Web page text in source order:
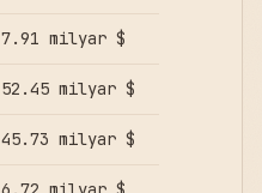
7.91 milyar $
52.45 milyar $
45.73 milyar $